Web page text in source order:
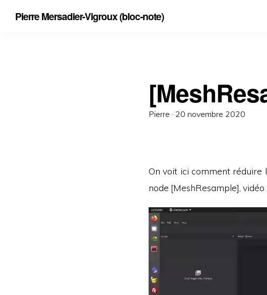
Pierre Mersadier-Vigroux (bloc-note)
Pierre · Posted
20 novembre 2020
On voit ici comment réduire
node [MeshResample], vidéo :